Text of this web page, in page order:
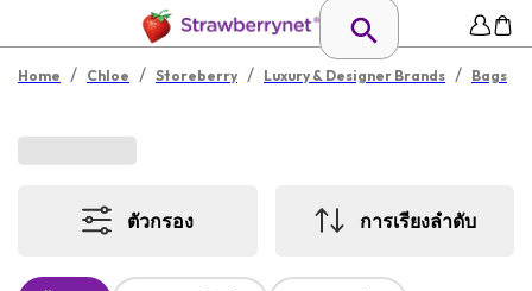
Home / Chloe / Storeberry / Luxury & Designer Brands / Bags
ตัวกรอง การเรียงลำดับ